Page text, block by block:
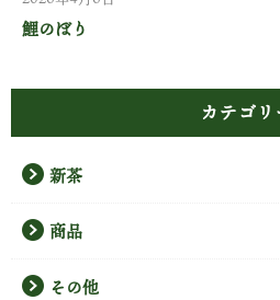
もちろん茶畑もからっから。 昨年
鯉のぼり
カテゴリ
新茶
商品
その他